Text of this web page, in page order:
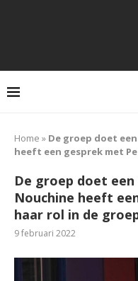
Home » De groep doet
heeft een gesprek met
De groep doet
Nouchine heeft
haar rol in de
9 februari 2022